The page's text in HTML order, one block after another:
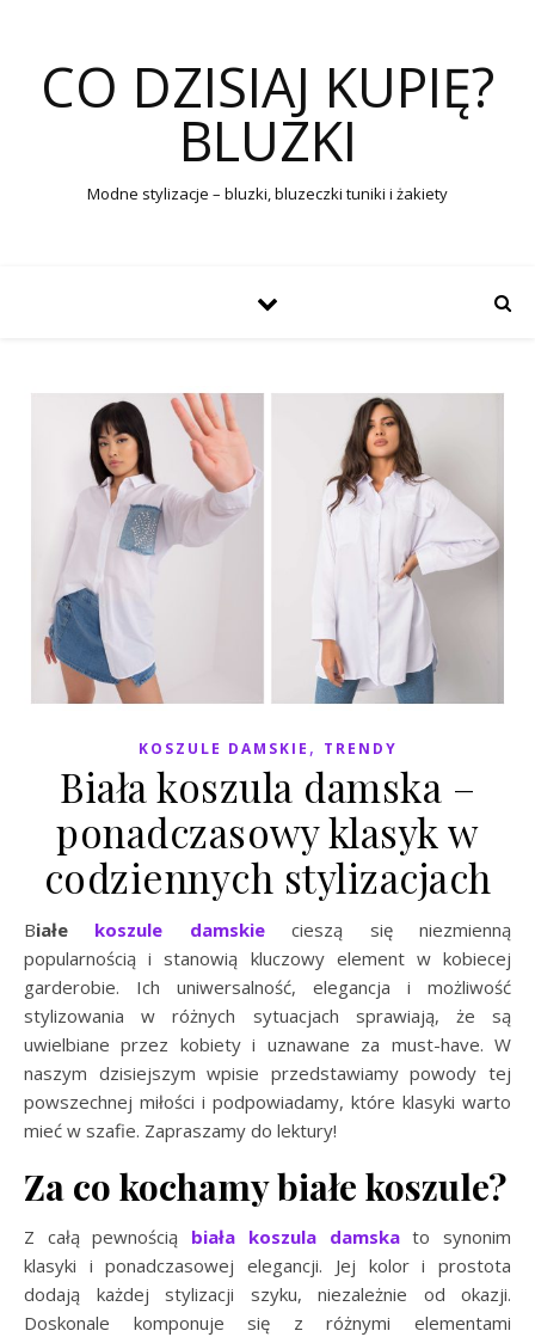
CO DZISIAJ KUPIĘ?
BLUZKI
Modne stylizacje – bluzki, bluzeczki tuniki i żakiety
KOSZULE DAMSKIE , TRENDY
Biała koszula damska –
ponadczasowy klasyk w
codziennych stylizacjach
Białe koszule damskiecieszą się niezmienną
popularnością i stanowią kluczowy element w kobiecej
garderobie. Ich uniwersalność, elegancja i możliwość
stylizowania w różnych sytuacjach sprawiają, że są
uwielbiane przez kobiety i uznawane za must-have. W
naszym dzisiejszym wpisie przedstawiamy powody tej
powszechnej miłości i podpowiadamy, które klasyki warto
mieć w szafie. Zapraszamy do lektury!
Za co kochamy białe koszule?
Z całą pewnością biała koszula damska to synonim
klasyki i ponadczasowej elegancji. Jej kolor i prostota
dodają każdej stylizacji szyku, niezależnie od okazji.
Doskonale komponuje się z różnymi elementami